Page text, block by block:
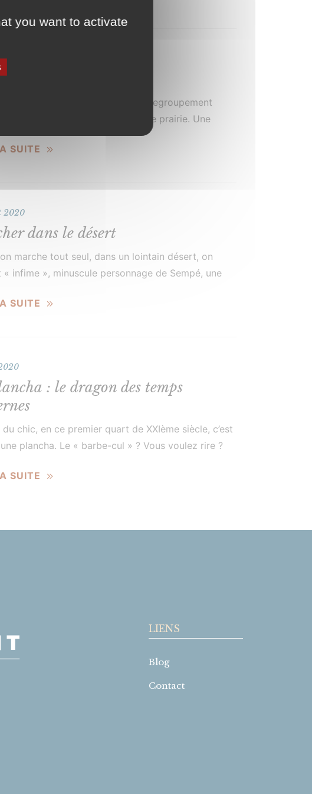
des sonnailles
là. Posés à fleur de coteau. Leur regroupement
une vaste tache claire sur la verte prairie. Une
aux contours arrondis, vaguement ondulante
[…]
SUITE
2020
dans le désert
marche tout seul, dans un lointain désert, on
« infime », minuscule personnage de Sempé, une
SUITE
: le dragon des temps
chic, en ce premier quart de XXIème siècle, c’est
une plancha. Le « barbe-cul » ? Vous voulez rire ?
plancha, […]
SUITE
LIENS
Blog
Contact
you want to activate